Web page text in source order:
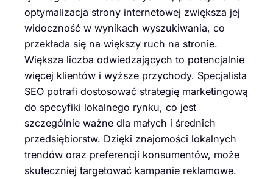
optymalizacja strony internetowej zwiększa jej
widoczność w wynikach wyszukiwania, co
przekłada się na większy ruch na stronie.
Większa liczba odwiedzających to potencjalnie
więcej klientów i wyższe przychody. Specjalista
SEO potrafi dostosować strategię marketingową
do specyfiki lokalnego rynku, co jest
szczególnie ważne dla małych i średnich
przedsiębiorstw. Dzięki znajomości lokalnych
trendów oraz preferencji konsumentów, może
skuteczniej targetować kampanie reklamowe.